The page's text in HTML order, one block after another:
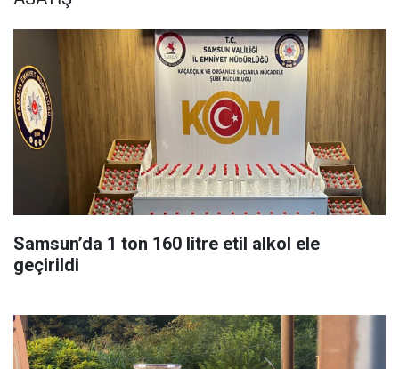
Samsun’da 1 ton 160 litre etil alkol ele
geçirildi